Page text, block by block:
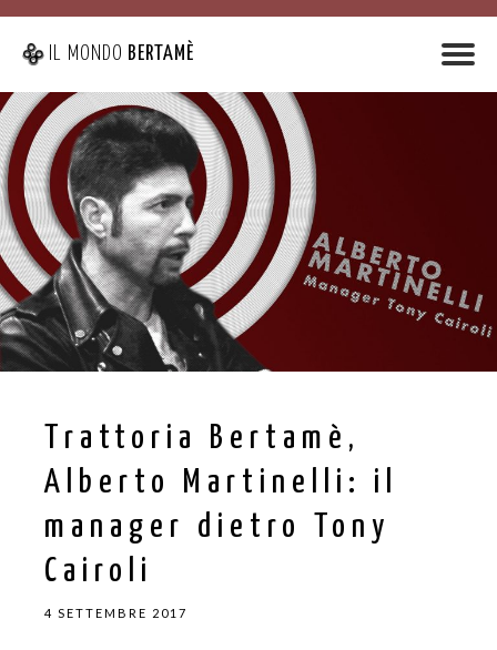
IL MONDO BERTAMÈ
Trattoria Bertamè,
Alberto Martinelli: il
manager dietro Tony
Cairoli
4 SETTEMBRE 2017